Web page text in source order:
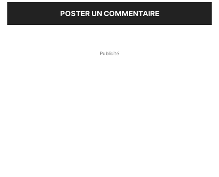
Publicité